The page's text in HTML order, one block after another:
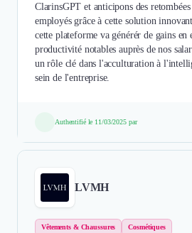
ClarinsGPT et anticipons des
employés grâce à cette solution
cette plateforme va générér de gains en
productivité notables auprès de nos
un rôle clé dans l'acculturation à
sein de l'entreprise.
Authentifié le 11/03/2025 par
LVMH
Vêtements & Chaussures Cosmétiques